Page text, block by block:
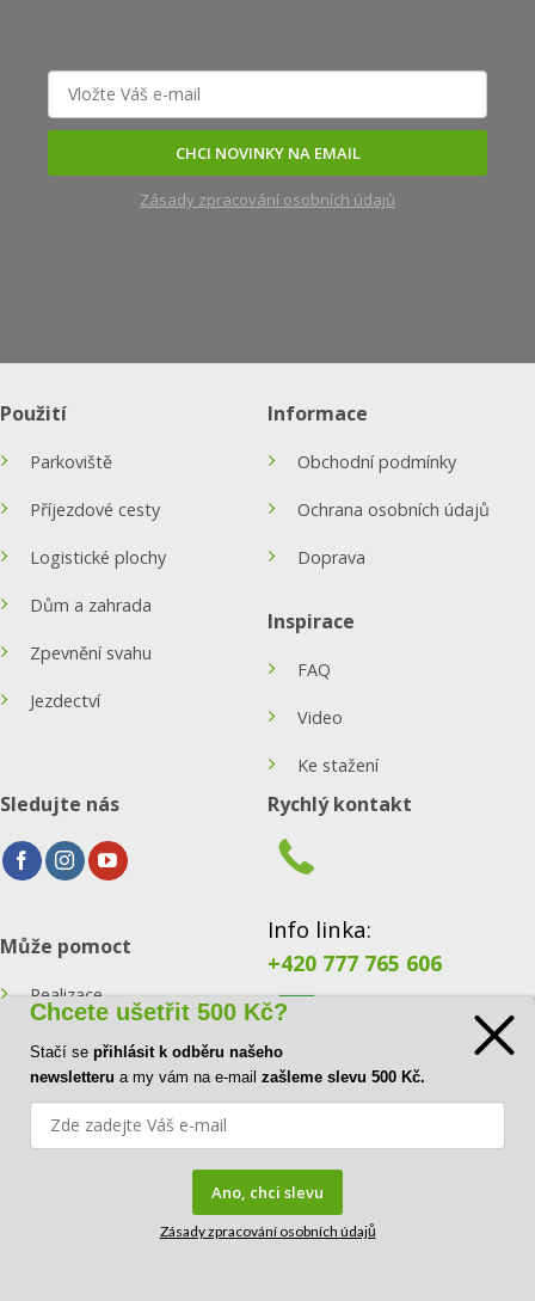
CHCI NOVINKY NA EMAIL
Zásady zpracování osobních údajů
Použití
Parkoviště
Příjezdové cesty
Logistické plochy
Dům a zahrada
Zpevnění svahu
Jezdectví
Informace
Obchodní podmínky
Ochrana osobních údajů
Doprava
Inspirace
FAQ
Video
Ke stažení
Sledujte nás
Může pomoct
Realizace
Konfigurátor
Kontakt
Rychlý kontakt
Info linka:
+420 777 765 606
E-mail:
Chcete ušetřit 500 Kč?
Stačí se přihlásit k odběru našeho
newsletteru a my vám na e-mail zašleme slevu 500 Kč.
Ano, chci slevu
Zásady zpracování osobních údajů